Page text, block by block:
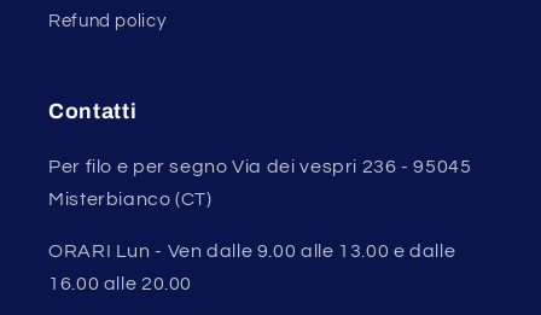
Refund policy
Contatti
Per filo e per segno Via dei vespri 236 - 95045
Misterbianco (CT)
ORARI Lun - Ven dalle 9.00 alle 13.00 e dalle
16.00 alle 20.00